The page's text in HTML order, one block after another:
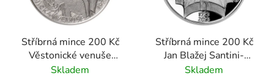
Stříbrná mince 200 Kč
Věstonické venuše
2025 proof
Skladem
Stříbrná mince 200 Kč
Jan Blažej Santini-
Aichel 2023 proof
Skladem